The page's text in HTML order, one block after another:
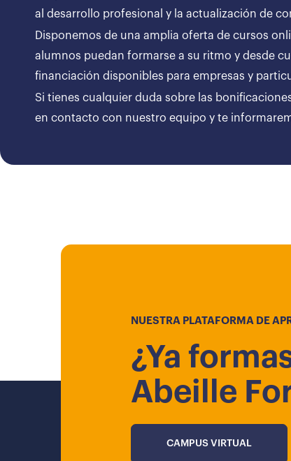
al desarrollo profesional y la actualización de
Disponemos de una amplia oferta de cursos
alumnos puedan formarse a su ritmo y desde
financiación disponibles para empresas y
Si tienes cualquier duda sobre las
en contacto con nuestro equipo y te
NUESTRA PLATAFORMA DE
¿Ya
Abeille
CAMPUS VIRTUAL